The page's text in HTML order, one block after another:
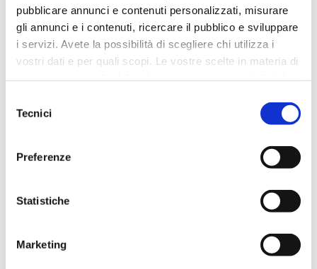
pubblicare annunci e contenuti personalizzati, misurare
gli annunci e i contenuti, ricercare il pubblico e sviluppare
i servizi. Avete la possibilità di scegliere chi utilizza i
vostri dati e per quali scopi. Le vostre scelte in materia di
modificare o revocare il proprio consenso in qualsiasi
momento dalla Dichiarazione sui cookie o facendo clic
raccogliere informazioni sulla tua posizione
geografica, con un'approssimazione di qualche
Identificare il tuo dispositivo, scansionandolo
delTecnici
Preferenze
Statistiche
Marketing
CALDO ESTIVO
L’importanza dell’integrazione di sali minerali e